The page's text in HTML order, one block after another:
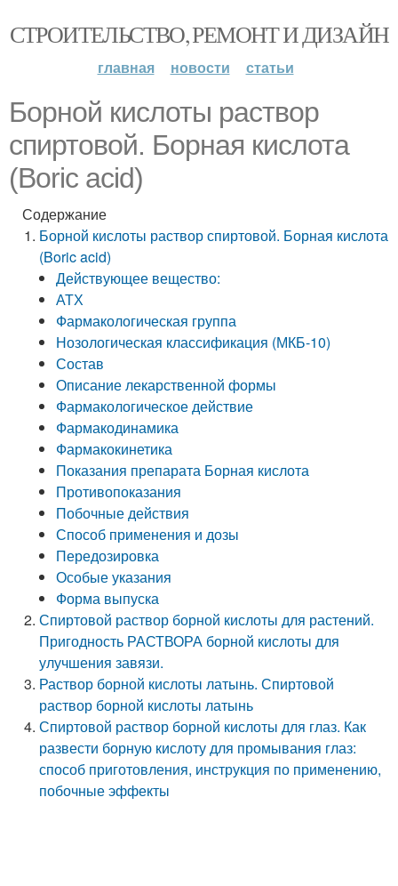
СТРОИТЕЛЬСТВО, РЕМОНТ И ДИЗАЙН
главная новости статьи
Борной кислоты раствор
спиртовой. Борная кислота
(Boric acid)
Содержание
Борной кислоты раствор спиртовой. Борная кислота
(Boric acid)
Действующее вещество:
АТХ
Фармакологическая группа
Нозологическая классификация (МКБ-10)
Состав
Описание лекарственной формы
Фармакологическое действие
Фармакодинамика
Фармакокинетика
Показания препарата Борная кислота
Противопоказания
Побочные действия
Способ применения и дозы
Передозировка
Особые указания
Форма выпуска
Спиртовой раствор борной кислоты для растений.
Пригодность РАСТВОРА борной кислоты для
улучшения завязи.
Раствор борной кислоты латынь. Спиртовой
раствор борной кислоты латынь
Спиртовой раствор борной кислоты для глаз. Как
развести борную кислоту для промывания глаз:
способ приготовления, инструкция по применению,
побочные эффекты